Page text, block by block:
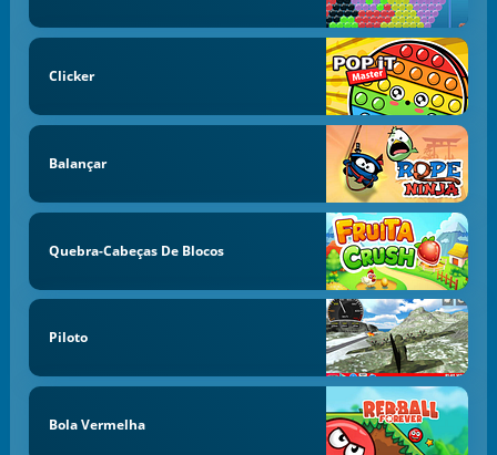
Clicker
Balançar
Quebra-Cabeças De Blocos
Piloto
Bola Vermelha